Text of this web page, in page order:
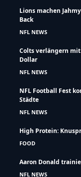
Lions machen
Back
NFL NEWS
Colts verlängern mit
Dollar
NFL NEWS
NFL Football Fest
Städte
NFL NEWS
High Protein:
FOOD
Aaron Donald
NFL NEWS